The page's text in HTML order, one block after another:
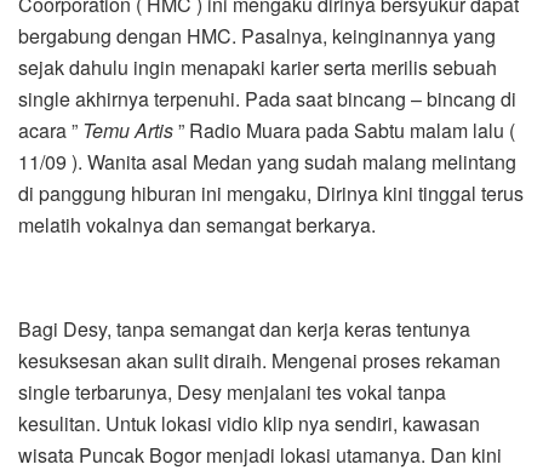
bergabung dengan HMC. Pasalnya, keinginannya yang
sejak dahulu ingin menapaki karier serta merilis sebuah
single akhirnya terpenuhi. Pada saat bincang – bincang di
acara ” Temu Artis” Radio Muara pada Sabtu malam lalu (
11/09 ). Wanita asal Medan yang sudah malang melintang
di panggung hiburan ini mengaku, Dirinya kini tinggal terus
melatih vokalnya dan semangat berkarya.
Bagi Desy, tanpa semangat dan kerja keras tentunya
kesuksesan akan sulit diraih. Mengenai proses rekaman
single terbarunya, Desy menjalani tes vokal tanpa
kesulitan. Untuk lokasi vidio klip nya sendiri, kawasan
wisata Puncak Bogor menjadi lokasi utamanya. Dan kini